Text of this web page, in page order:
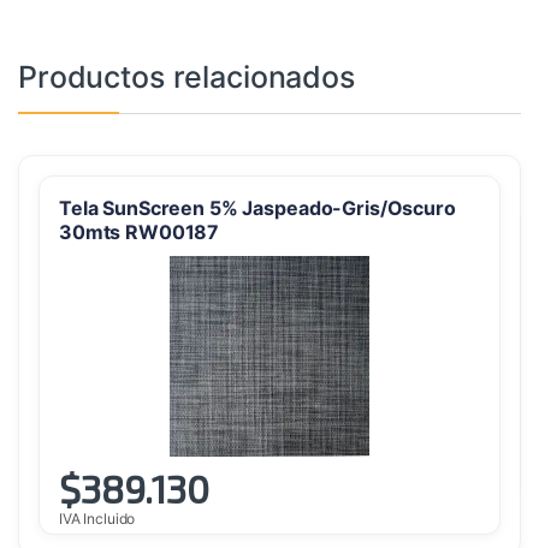
Productos relacionados
Tela SunScreen 5% Jaspeado-Gris/Oscuro
30mts RW00187
$389.130
IVA Incluido